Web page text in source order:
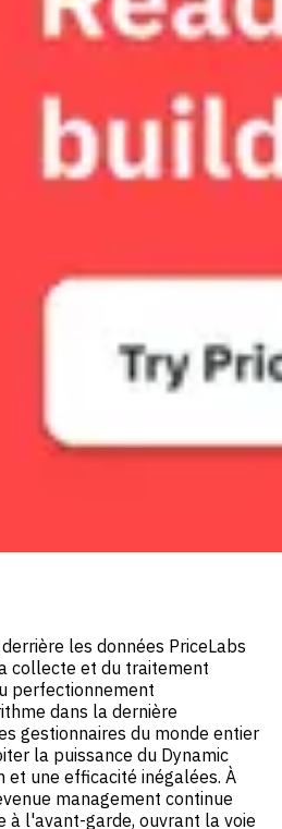
les données PriceLabs
collecte et du traitement
perfectionnement
dans la dernière
gestionnaires du monde entier
la puissance du Dynamic
et une efficacité inégalées. À
management continue
à l'avant-garde, ouvrant la voie